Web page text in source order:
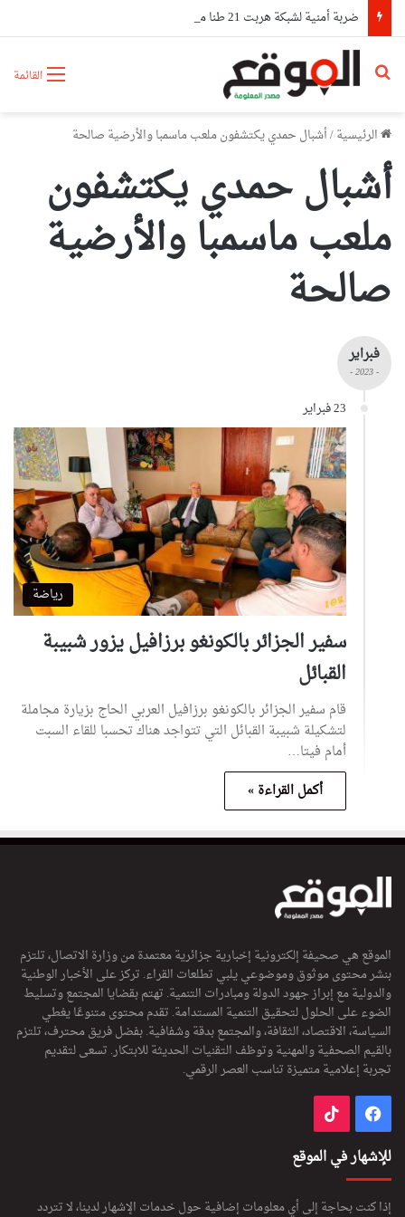
القائمة بحث عن
الرئيسية/أشبال حمدي يكتشفون ملعب ماسمبا والأرضية صالحة
أشبال حمدي يكتشفون
ملعب ماسمبا والأرضية
صالحة
فبراير
- 2023 -
23 فبراير
رياضة
سفير الجزائر بالكونغو برزافيل يزور شبيبة
القبائل
قام سفير الجزائر بالكونغو برزافيل العربي الحاج بزيارة مجاملة
لتشكيلة شبيبة القبائل التي تتواجد هناك تحسبا للقاء السبت
أمام فيتا…
أكمل القراءة »
الموقع هي صحيفة إلكترونية إخبارية جزائرية معتمدة من وزارة الاتصال، تلتزم
بنشر محتوى موثوق وموضوعي يلبي تطلعات القراء. تركز على الأخبار الوطنية
والدولية مع إبراز جهود الدولة ومبادرات التنمية. تهتم بقضايا المجتمع وتسليط
الضوء على الحلول لتحقيق التنمية المستدامة. تقدم محتوى متنوعًا يغطي
السياسة، الاقتصاد، الثقافة، والمجتمع بدقة وشفافية. بفضل فريق محترف، تلتزم
بالقيم الصحفية والمهنية وتوظف التقنيات الحديثة للابتكار. تسعى لتقديم
تجربة إعلامية متميزة تناسب العصر الرقمي.
فيسبوك
للإشهار في الموقع
إذا كنت بحاجة إلى أي معلومات إضافية حول خدمات الإشهار لدينا، لا تتردد